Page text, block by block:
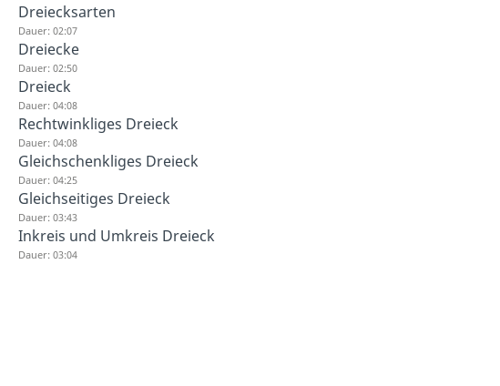
Dreiecksarten
Dauer: 02:07
Dreiecke
Dauer: 02:50
Dreieck
Dauer: 04:08
Rechtwinkliges Dreieck
Dauer: 04:08
Gleichschenkliges Dreieck
Dauer: 04:25
Gleichseitiges Dreieck
Dauer: 03:43
Inkreis und Umkreis Dreieck
Dauer: 03:04